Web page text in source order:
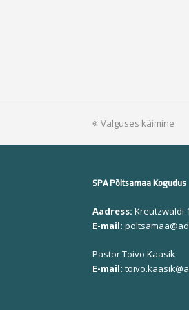
previous
Valguses käimine
SPA Põltsamaa Kogudus
Aadress: Kreutzwaldi
E-mail:
Pastor Toivo Kaasik
E-mail: